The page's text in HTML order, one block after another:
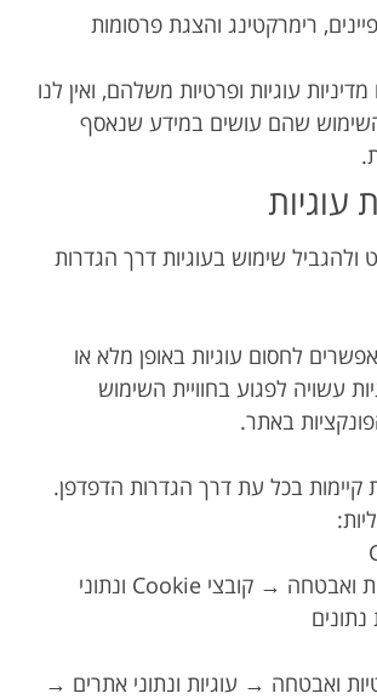
רימרקטינג והצגת פרסומות
עוגיות ופרטיות משלהם, ואין לנו
שהם עושים במידע שנאסף
עוגיות
שימוש בעוגיות דרך הגדרות
לחסום עוגיות באופן מלא או
עשויה לפגוע בחוויית השימוש
באתר.
קיימות בכל עת דרך הגדרות הדפדפן.
הגדרות → פרטיות ואבטחה → קובצי Cookie ונתוני
ואבטחה → עוגיות ונתוני אתרים →